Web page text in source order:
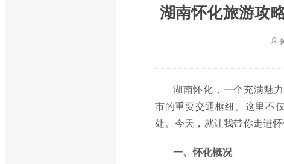
湖南怀化旅游攻
湖南怀化，一个充满魅
市的重要交通枢纽。这里不
处。今天，就让我带你走进
一、怀化概况